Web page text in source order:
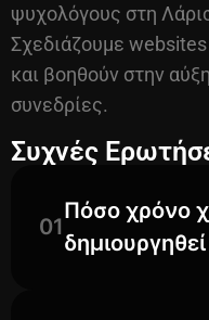
ψυχολόγους στη
Σχεδιάζουμε websites
και βοηθούν στην
συνεδρίες.
Συχνές
01
Πόσο χρόνο